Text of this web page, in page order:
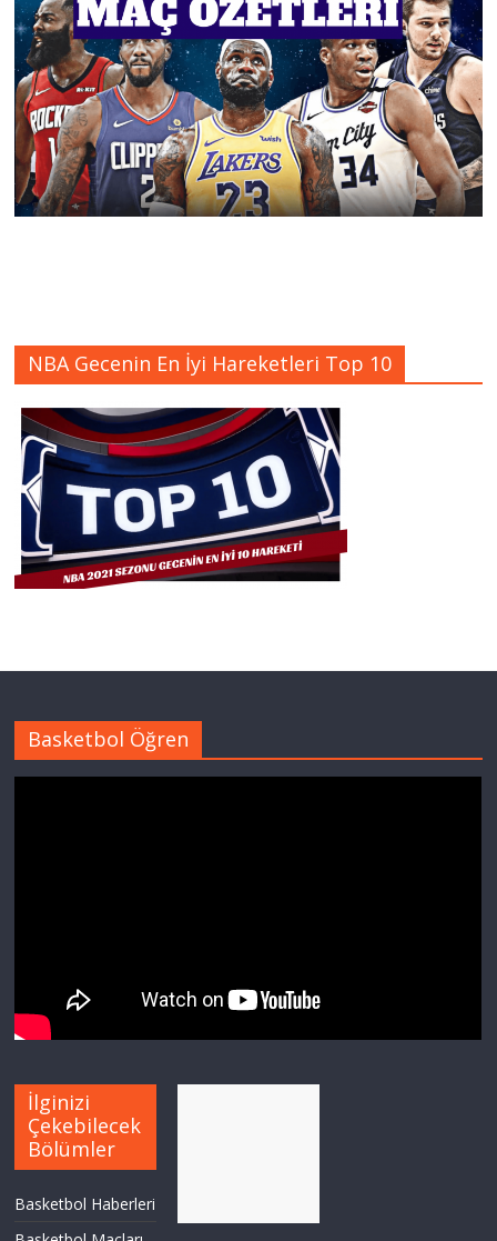
NBA Gecenin En İyi Hareketleri Top 10
Basketbol Öğren
İlginizi
Çekebilecek
Bölümler
Basketbol Haberleri